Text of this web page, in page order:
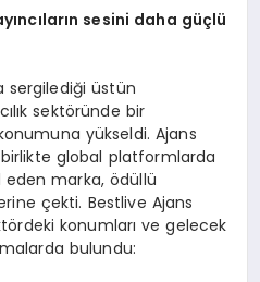
sesini daha güçlü
sergilediği üstün
sektöründe bir
yükseldi. Ajans
birlikte global platformlarda
eden marka, ödüllü
çekti. Bestlive Ajans
konumları ve gelecek
bulundu: